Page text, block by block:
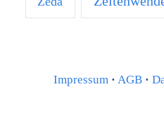
Impressum · AGB ·